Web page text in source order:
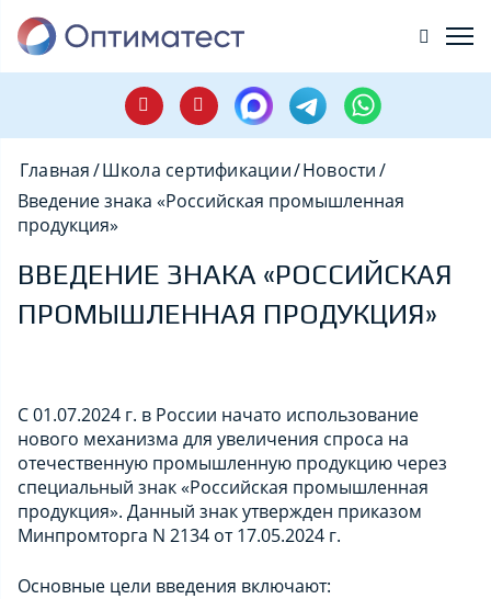
Главная/Школа сертификации/Новости/
Введение знака «Российская промышленная
продукция»
ВВЕДЕНИЕ ЗНАКА «РОССИЙСКАЯ
ПРОМЫШЛЕННАЯ ПРОДУКЦИЯ»
С 01.07.2024 г. в России начато использование
нового механизма для увеличения спроса на
отечественную промышленную продукцию через
специальный знак «Российская промышленная
продукция». Данный знак утвержден приказом
Минпромторга N 2134 от 17.05.2024 г.
Основные цели введения включают: